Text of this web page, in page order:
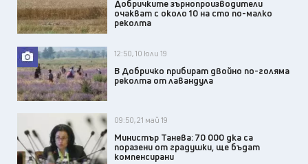
Добричките зърнопроизводители
очакват с около 10 на сто по-малко
реколта
12:50, 10 юли 19
В Добричко прибират двойно по-голяма
реколта от лавандула
09:50, 21 май 19
Министър Танева: 70 000 дка са
поразени от градушки, ще бъдат
компенсирани